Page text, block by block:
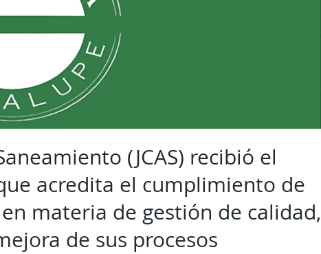
(JCAS) recibió el
acredita el cumplimiento de
materia de gestión de calidad,
de sus procesos